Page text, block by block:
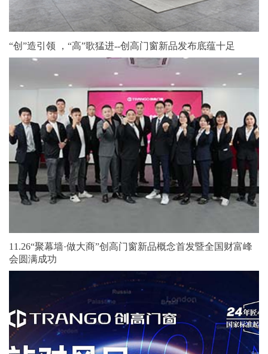
“创”造引领 ，“高”歌猛进--创高门窗新品发布底蕴十足
11.26“聚幕墙·做大商”创高门窗新品概念首发暨全国财富峰
会圆满成功